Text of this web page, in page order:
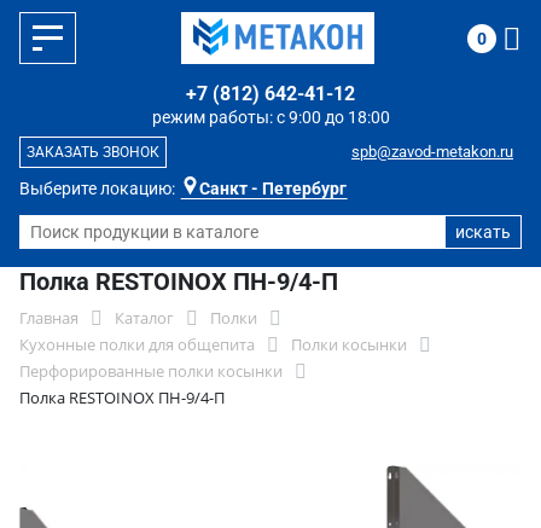
Выберите локацию: Санкт - Петербург
режим работы: с 9:00 до 18:00
+7 (812) 642-41-12
spb@zavod-metakon.ru
ЗАКАЗАТЬ ЗВОНОК
0
Полка RESTOINOX ПН-9/4-П
Главная Каталог
Полки
Кухонные полки для общепита
Полки косынки
Перфорированные полки косынки
Полка RESTOINOX ПН-9/4-П